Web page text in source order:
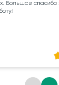
Большое спасибо